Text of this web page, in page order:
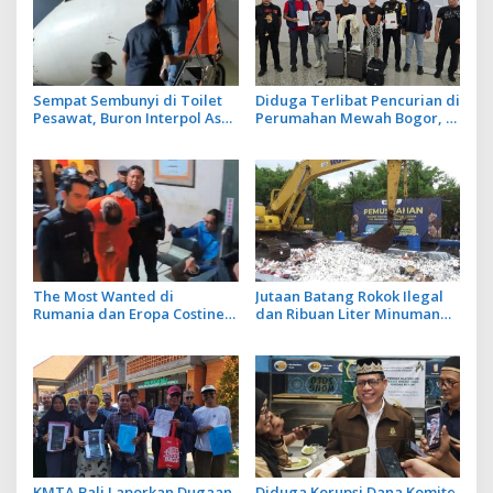
Sempat Sembunyi di Toilet
Pesawat, Buron Interpol Asal
Diduga Terlibat Pencurian di
Perumahan Mewah Bogor, 3
The Most Wanted di
Rumania dan Eropa Costinel-
Negaranya
Jutaan Batang Rokok Ilegal
dan Ribuan Liter Minuman